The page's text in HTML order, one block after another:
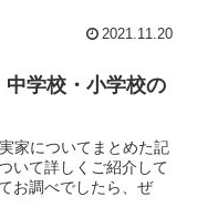
2021.11.20
中学校・小学校の
家についてまとめた記
いて詳しくご紹介して
お調べでしたら、ぜ